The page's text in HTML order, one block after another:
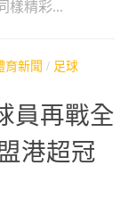
樣精彩...
育新聞 / 足球
員再戰全
港超冠